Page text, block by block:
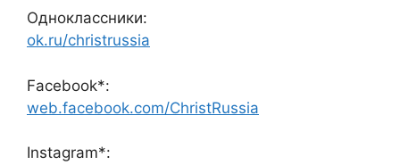
Одноклассники:
ok.ru/christrussia
Facebook*:
web.facebook.com/ChristRussia
Instagram*: